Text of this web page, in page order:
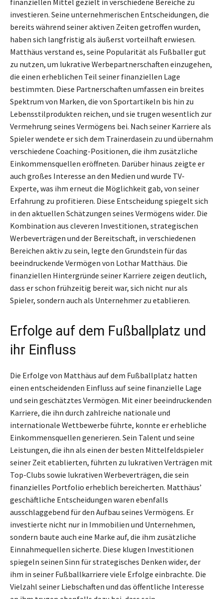
investieren. Seine unternehmerischen Entscheidungen, die
bereits während seiner aktiven Zeiten getroffen wurden,
haben sich langfristig als äußerst vorteilhaft erwiesen.
Matthäus verstand es, seine Popularität als Fußballer gut
zu nutzen, um lukrative Werbepartnerschaften einzugehen,
die einen erheblichen Teil seiner finanziellen Lage
bestimmten. Diese Partnerschaften umfassen ein breites
Spektrum von Marken, die von Sportartikeln bis hin zu
Lebensstilprodukten reichen, und sie trugen wesentlich zur
Vermehrung seines Vermögens bei. Nach seiner Karriere als
Spieler wendete er sich dem Trainerdasein zu und übernahm
verschiedene Coaching-Positionen, die ihm zusätzliche
Einkommensquellen eröffneten. Darüber hinaus zeigte er
auch großes Interesse an den Medien und wurde TV-
Experte, was ihm erneut die Möglichkeit gab, von seiner
Erfahrung zu profitieren. Diese Entscheidung spiegelt sich
in den aktuellen Schätzungen seines Vermögens wider. Die
Kombination aus cleveren Investitionen, strategischen
Werbeverträgen und der Bereitschaft, in verschiedenen
Bereichen aktiv zu sein, legte den Grundstein für das
beeindruckende Vermögen von Lothar Matthäus. Die
finanziellen Hintergründe seiner Karriere zeigen deutlich,
dass er schon frühzeitig bereit war, sich nicht nur als
Spieler, sondern auch als Unternehmer zu etablieren.
Erfolge auf dem Fußballplatz und
ihr Einfluss
Die Erfolge von Matthäus auf dem Fußballplatz hatten
einen entscheidenden Einfluss auf seine finanzielle Lage
und sein geschätztes Vermögen. Mit einer beeindruckenden
Karriere, die ihn durch zahlreiche nationale und
internationale Wettbewerbe führte, konnte er erhebliche
Einkommensquellen generieren. Sein Talent und seine
Leistungen, die ihn als einen der besten Mittelfeldspieler
seiner Zeit etablierten, führten zu lukrativen Verträgen mit
Top-Clubs sowie lukrativen Werbeverträgen, die sein
finanzielles Portfolio erheblich bereicherten. Matthäus’
geschäftliche Entscheidungen waren ebenfalls
ausschlaggebend für den Aufbau seines Vermögens. Er
investierte nicht nur in Immobilien und Unternehmen,
sondern baute auch eine Marke auf, die ihm zusätzliche
Einnahmequellen sicherte. Diese klugen Investitionen
spiegeln seinen Sinn für strategisches Denken wider, der
ihm in seiner Fußballkarriere viele Erfolge einbrachte. Die
Vielzahl seiner Liebschaften und das öffentliche Interesse